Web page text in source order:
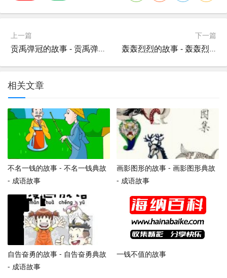
上一篇
贡禹弹冠的故事 - 贡禹弹冠典故 - 成语故事
下一篇
轰轰烈烈的故事 - 轰轰烈烈典故 - 成语故事
相关文章
不名一钱的故事 - 不名一钱典故
- 成语故事
画影图形的故事 - 画影图形典故
- 成语故事
自告奋勇的故事 - 自告奋勇典故
- 成语故事
一钱不值的故事